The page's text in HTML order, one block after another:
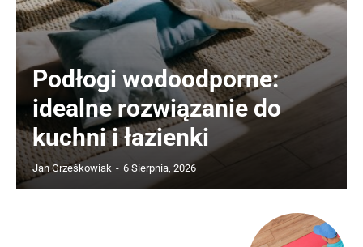
Podłogi wodoodporne:
idealne rozwiązanie do
kuchni i łazienki
Jan Grześkowiak - 6 Sierpnia, 2026